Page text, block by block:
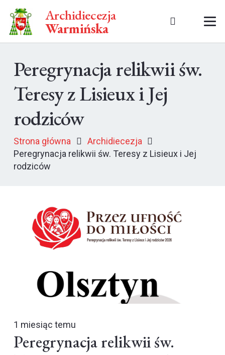
Archidiecezja
Warmińska
Peregrynacja relikwii św.
Teresy z Lisieux i Jej
rodziców
Strona główna
Archidiecezja
Peregrynacja relikwii św. Teresy z Lisieux i Jej
rodziców
1 miesiąc temu
Peregrynacja relikwii św.